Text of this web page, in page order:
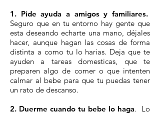
1. Pide ayuda a amigos y familiares.
Seguro que en tu entorno hay gente que
esta deseando echarte una mano, déjales
hacer, aunque hagan las cosas de forma
distinta a como tu lo harias. Deja que te
ayuden a tareas domesticas, que te
preparen algo de comer o que intenten
calmar al bebe para que tu puedas tener
un rato de descanso.
2. Duerme cuando tu bebe lo haga. Lo